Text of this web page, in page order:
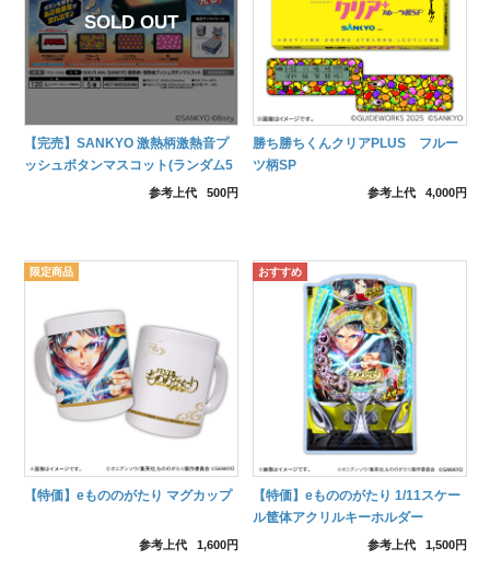
【完売】SANKYO 激熱柄激熱音プ
ッシュボタンマスコット(ランダム5
参考上代 500円
勝ち勝ちくんクリアPLUS フルー
ツ柄SP
参考上代 4,000円
【特価】eもののがたり マグカップ
参考上代 1,600円
【特価】eもののがたり 1/11スケー
ル筐体アクリルキーホルダー
参考上代 1,500円